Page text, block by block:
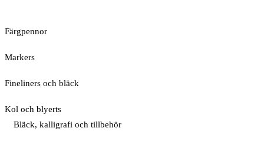
Färgpennor
Markers
Fineliners och bläck
Kol och blyerts
Bläck, kalligrafi och tillbehör